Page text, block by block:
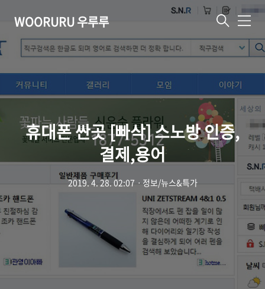
WOORURU 우루루 메
뉴
휴대폰 싼곳 [빠삭] 스노방 인증,
결제,용어
2019. 4. 28. 02:07ㆍ 정보/뉴스&특가